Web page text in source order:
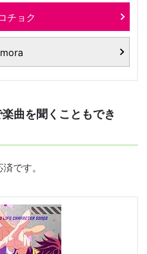
チョク
mora
曲を聞くこともでき
です。